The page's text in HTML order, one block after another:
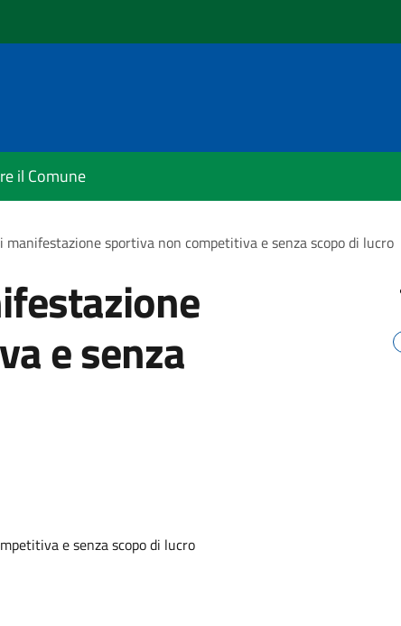
il Comune
manifestazione sportiva non competitiva e senza scopo di lucro
e senza
e senza scopo di lucro